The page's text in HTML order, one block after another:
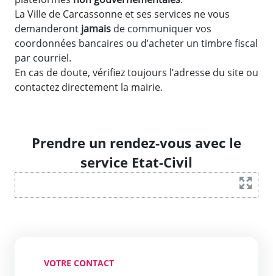
La Ville de Carcassonne et ses services ne vous
demanderont jamais de communiquer vos
coordonnées bancaires ou d’acheter un timbre fiscal
par courriel.
En cas de doute, vérifiez toujours l’adresse du site ou
contactez directement la mairie.
Prendre un rendez-vous avec le
service Etat-Civil
VOTRE CONTACT